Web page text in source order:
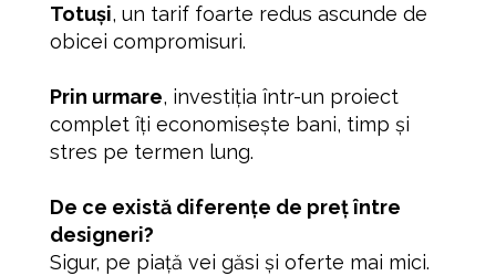
Totuși, un tarif foarte redus ascunde de
obicei compromisuri.
Prin urmare, investiția într-un proiect
complet îți economisește bani, timp și
stres pe termen lung.
De ce există diferențe de preț între
designeri?
Sigur, pe piață vei găsi și oferte mai mici.